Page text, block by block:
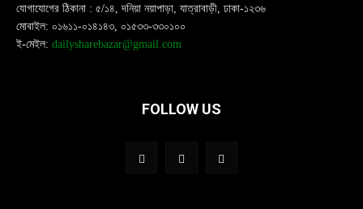
যোগাযোগের ঠিকানা : ৫/১৪, দনিয়া নয়াপাড়া, যাত্রাবাড়ী, ঢাকা-১২৩৬
মোবাইল: ০১৬১১-০১৪১৪৩, ০১৫৩৩-৩৩০১০০
ই-মেইল: dailysharebazar@gmail.com
FOLLOW US